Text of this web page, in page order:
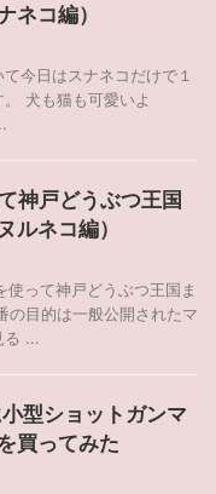
ネコ編）
今日はスナネコだけで１
犬も猫も可愛いよ
神戸どうぶつ王国
ルネコ編）
って神戸どうぶつ王国ま
の目的は一般公開されたマ
る ...
型ショットガンマ
買ってみた